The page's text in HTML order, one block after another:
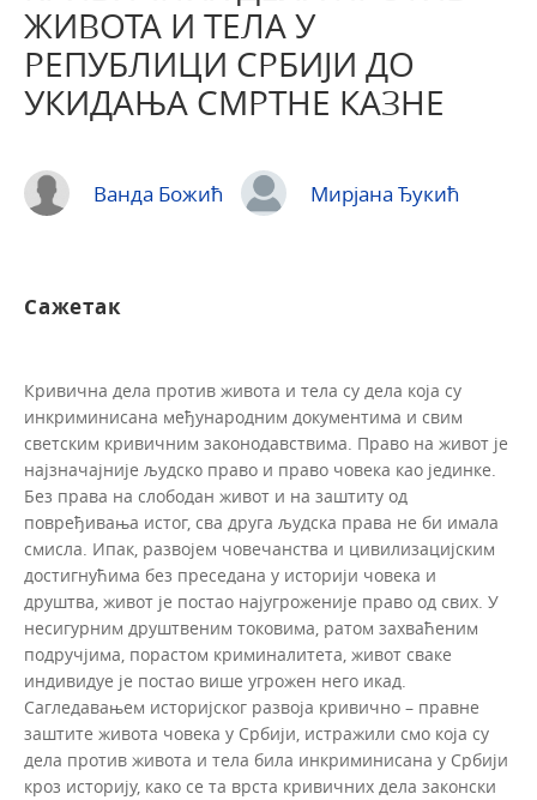
ЖИВОТА И ТЕЛА У
РЕПУБЛИЦИ СРБИЈИ ДО
УКИДАЊА СМРТНЕ КАЗНЕ
Ванда Божић Мирјана Ђукић
Сажетак
Кривична дела против живота и тела су дела која су
инкриминисана међународним документима и свим
светским кривичним законодавствима. Право на живот је
најзначајније људско право и право човека као јединке.
Без права на слободан живот и на заштиту од
повређивања истог, сва друга људска права не би имала
смисла. Ипак, развојем човечанства и цивилизацијским
достигнућима без преседана у историји човека и
друштва, живот је постао најугроженије право од свих. У
несигурним друштвеним токовима, ратом захваћеним
подручјима, порастом криминалитета, живот сваке
индивидуе је постао више угрожен него икад.
Сагледавањем историјског развоја кривично – правне
заштите живота човека у Србији, истражили смо која су
дела против живота и тела била инкриминисана у Србији
кроз историју, како се та врста кривичних дела законски